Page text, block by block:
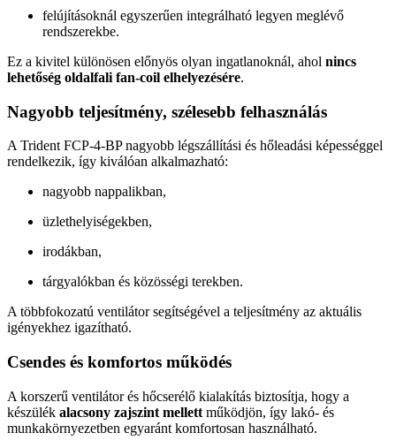
felújításoknál egyszerűen integrálható legyen meglévő
rendszerekbe.
Ez a kivitel különösen előnyös olyan ingatlanoknál, ahol nincs
lehetőség oldalfali fan-coil elhelyezésére.
Nagyobb teljesítmény, szélesebb felhasználás
A Trident FCP-4-BP nagyobb légszállítási és hőleadási képességgel
rendelkezik, így kiválóan alkalmazható:
nagyobb nappalikban,
üzlethelyiségekben,
irodákban,
tárgyalókban és közösségi terekben.
A többfokozatú ventilátor segítségével a teljesítmény az aktuális
igényekhez igazítható.
Csendes és komfortos működés
A korszerű ventilátor és hőcserélő kialakítás biztosítja, hogy a
készülék alacsony zajszint mellett működjön, így lakó- és
munkakörnyezetben egyaránt komfortosan használható.